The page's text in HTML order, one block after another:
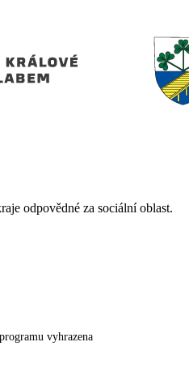
odpovědné za sociální oblast.
vyhrazena